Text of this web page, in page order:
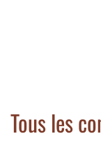
Tous les